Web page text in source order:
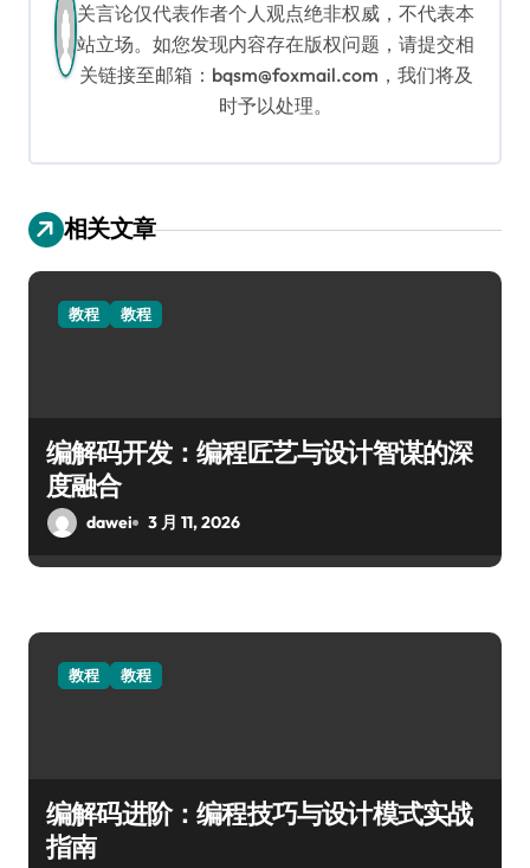
关言论仅代表作者个人观点绝非权威，不代表本
站立场。如您发现内容存在版权问题，请提交相
关链接至邮箱：bqsm@foxmail.com，我们将及
时予以处理。
相关文章
教程 教程
编解码开发：编程匠艺与设计智谋的深
度融合
dawei 3 月 11, 2026
教程 教程
编解码进阶：编程技巧与设计模式实战
指南